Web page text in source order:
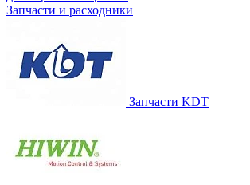
Запчасти и расходники
Запчасти KDT